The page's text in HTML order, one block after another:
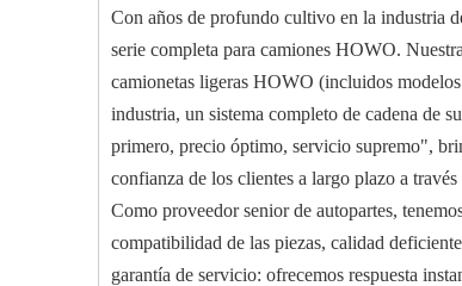
Con años de profundo cultivo en la industria
serie completa para camiones HOWO.
camionetas ligeras HOWO (incluidos
industria, un sistema completo de cadena de
primero, precio óptimo, servicio supremo",
confianza de los clientes a largo plazo a
Como proveedor senior de autopartes,
compatibilidad de las piezas, calidad
garantía de servicio: ofrecemos respuesta